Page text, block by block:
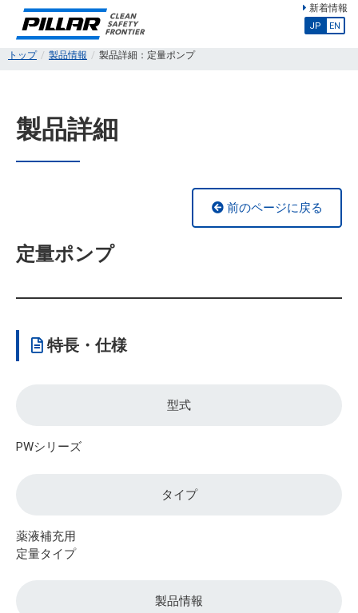
新着情報
JP EN
トップ 製品情報 製品詳細：定量ポンプ
製品詳細
前のページに戻る
定量ポンプ
特長・仕様
型式
PWシリーズ
タイプ
薬液補充用
定量タイプ
製品情報